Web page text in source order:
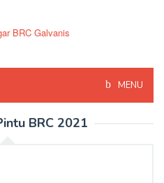
MENU
BRC 2021